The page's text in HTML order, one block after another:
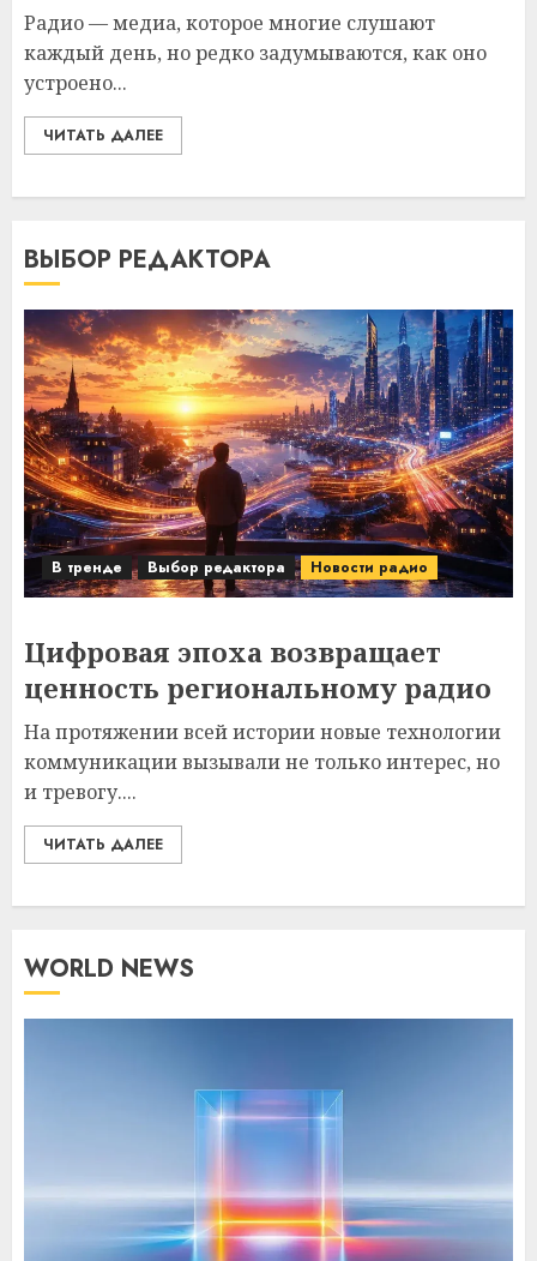
Радио — медиа, которое многие слушают
каждый день, но редко задумываются, как оно
устроено...
ЧИТАТЬ ДАЛЕЕ
ВЫБОР РЕДАКТОРА
В тренде Выбор редактора Новости радио
Цифровая эпоха возвращает
ценность региональному радио
На протяжении всей истории новые технологии
коммуникации вызывали не только интерес, но
и тревогу....
ЧИТАТЬ ДАЛЕЕ
WORLD NEWS